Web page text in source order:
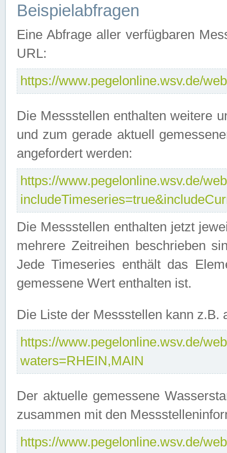
Beispielabfragen
Eine Abfrage aller verfügbaren
URL:
https://www.pegelonline.wsv.de/
Die Messstellen enthalten weitere
und zum gerade aktuell
angefordert werden:
https://www.pegelonline.wsv.de/
Die Messstellen enthalten jetzt
mehrere Zeitreihen beschrieben
Jede Timeseries enthält das
gemessene Wert enthalten ist.
Die Liste der Messstellen kann
https://www.pegelonline.wsv.de/
waters=RHEIN,MAIN
Der aktuelle gemessene
zusammen mit den
https://www.pegelonline.wsv.de/